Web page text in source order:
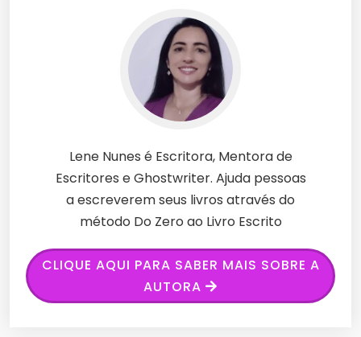
Lene Nunes é Escritora, Mentora de
Escritores e Ghostwriter. Ajuda pessoas
a escreverem seus livros através do
método Do Zero ao Livro Escrito
CLIQUE AQUI PARA SABER MAIS SOBRE A
AUTORA